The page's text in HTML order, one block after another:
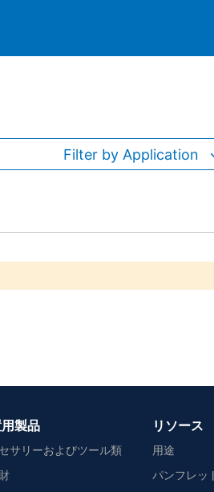
Filter by Application
製品
サリーおよびツール類
リソース
用途
パンフレッ